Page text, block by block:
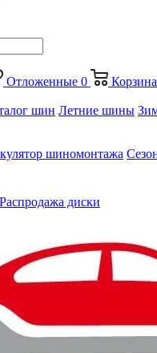
Отложенные 0 Корзина
шин Летние шины
шиномонтажа
Распродажа диски